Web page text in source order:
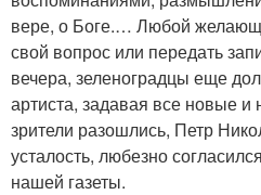
вере, о Боге.… Любой
свой вопрос или передать
вечера, зеленоградцы еще
артиста, задавая все новые
зрители разошлись, Петр
усталость, любезно
нашей газеты.